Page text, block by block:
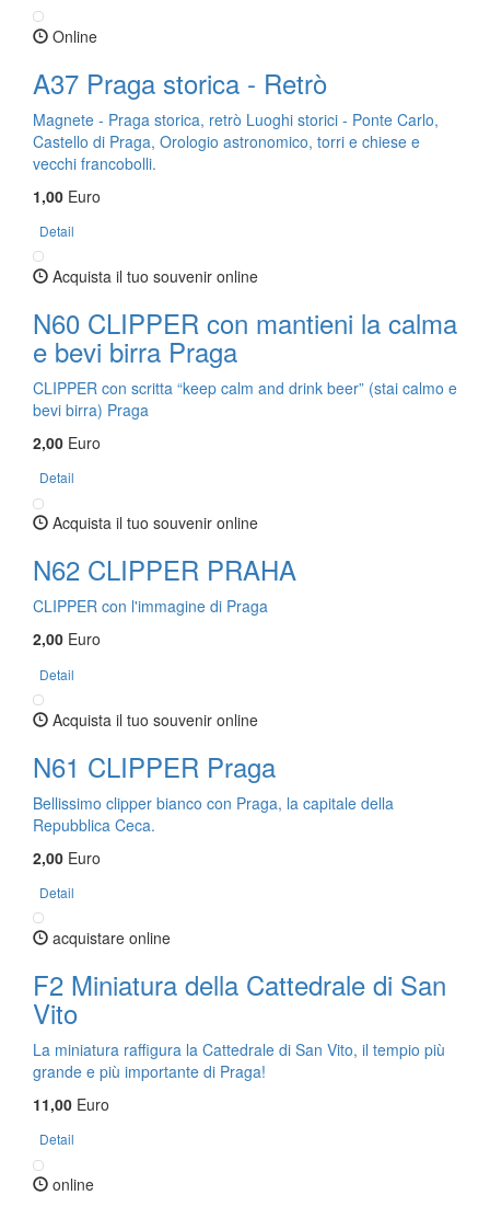
Online
A37 Praga storica - Retrò
Magnete - Praga storica, retrò Luoghi storici - Ponte Carlo,
Castello di Praga, Orologio astronomico, torri e chiese e
vecchi francobolli.
1,00 Euro
Detail
Acquista il tuo souvenir online
N60 CLIPPER con mantieni la calma
e bevi birra Praga
CLIPPER con scritta “keep calm and drink beer” (stai calmo e
bevi birra) Praga
2,00 Euro
Detail
Acquista il tuo souvenir online
N62 CLIPPER PRAHA
CLIPPER con l'immagine di Praga
2,00 Euro
Detail
Acquista il tuo souvenir online
N61 CLIPPER Praga
Bellissimo clipper bianco con Praga, la capitale della
Repubblica Ceca.
2,00 Euro
Detail
acquistare online
F2 Miniatura della Cattedrale di San
Vito
La miniatura raffigura la Cattedrale di San Vito, il tempio più
grande e più importante di Praga!
11,00 Euro
Detail
online